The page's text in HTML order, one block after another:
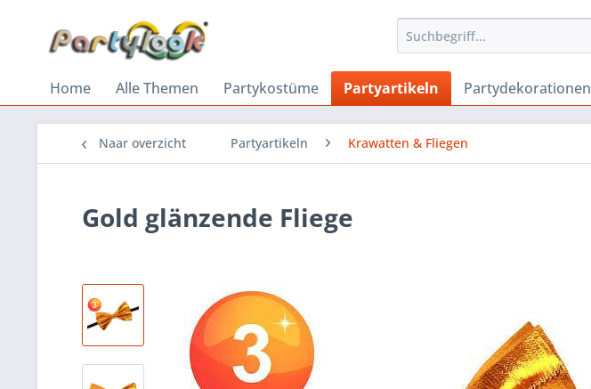
Home Alle Themen Partykostüme Partyartikeln Partydekorationen
Naar overzicht Partyartikeln Krawatten & Fliegen
Gold glänzende Fliege